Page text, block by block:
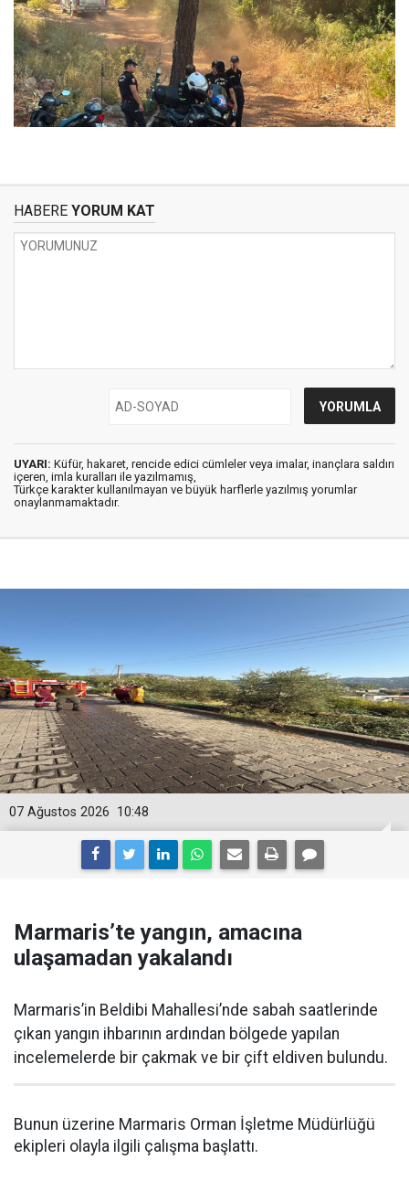
HABERE YORUM KAT
UYARI: Küfür, hakaret, rencide edici cümleler veya imalar, inançlara saldırı
içeren, imla kuralları ile yazılmamış,
Türkçe karakter kullanılmayan ve büyük harflerle yazılmış yorumlar
onaylanmamaktadır.
10:48
07 Ağustos 2026
Marmaris’te yangın, amacına
ulaşamadan yakalandı
Marmaris’in Beldibi Mahallesi’nde sabah saatlerinde
çıkan yangın ihbarının ardından bölgede yapılan
incelemelerde bir çakmak ve bir çift eldiven bulundu.
Bunun üzerine Marmaris Orman İşletme Müdürlüğü
ekipleri olayla ilgili çalışma başlattı.